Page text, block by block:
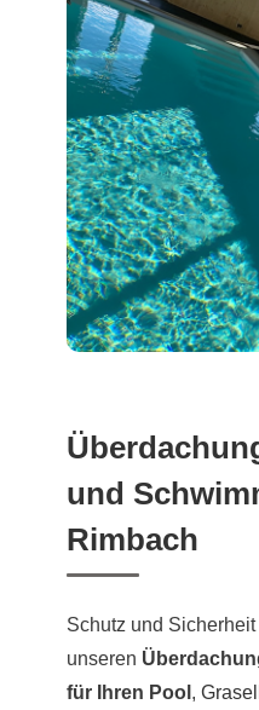
und
Rimbach
Schutz und
unseren
für Ihren Pool ,